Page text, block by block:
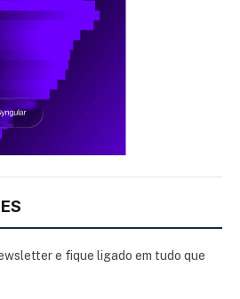
e fique ligado em tudo que